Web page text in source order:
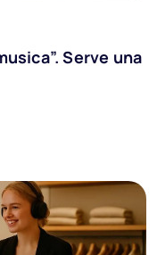
Serve una